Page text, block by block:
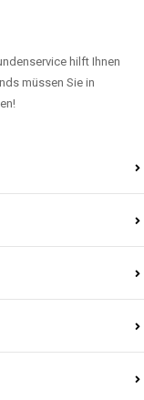
hilft Ihnen
müssen Sie in